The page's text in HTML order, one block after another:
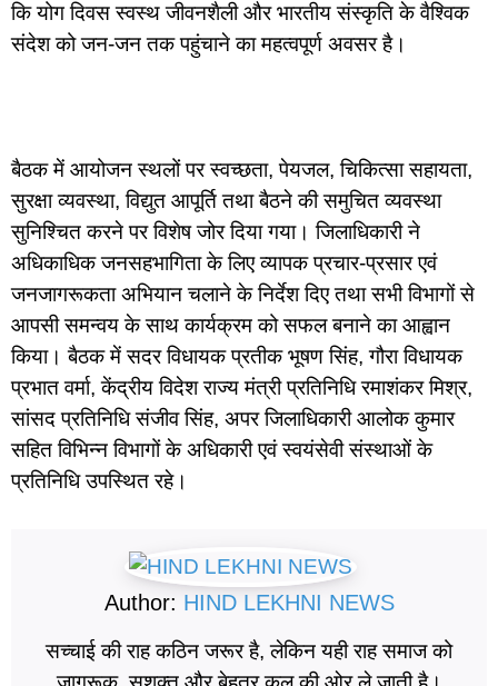
कि योग दिवस स्वस्थ जीवनशैली और भारतीय संस्कृति के वैश्विक
संदेश को जन-जन तक पहुंचाने का महत्वपूर्ण अवसर है।
बैठक में आयोजन स्थलों पर स्वच्छता, पेयजल, चिकित्सा सहायता,
सुरक्षा व्यवस्था, विद्युत आपूर्ति तथा बैठने की समुचित व्यवस्था
सुनिश्चित करने पर विशेष जोर दिया गया। जिलाधिकारी ने
अधिकाधिक जनसहभागिता के लिए व्यापक प्रचार-प्रसार एवं
जनजागरूकता अभियान चलाने के निर्देश दिए तथा सभी विभागों से
आपसी समन्वय के साथ कार्यक्रम को सफल बनाने का आह्वान
किया। बैठक में सदर विधायक प्रतीक भूषण सिंह, गौरा विधायक
प्रभात वर्मा, केंद्रीय विदेश राज्य मंत्री प्रतिनिधि रमाशंकर मिश्र,
सांसद प्रतिनिधि संजीव सिंह, अपर जिलाधिकारी आलोक कुमार
सहित विभिन्न विभागों के अधिकारी एवं स्वयंसेवी संस्थाओं के
प्रतिनिधि उपस्थित रहे।
Author: HIND LEKHNI NEWS
सच्चाई की राह कठिन जरूर है, लेकिन यही राह समाज को